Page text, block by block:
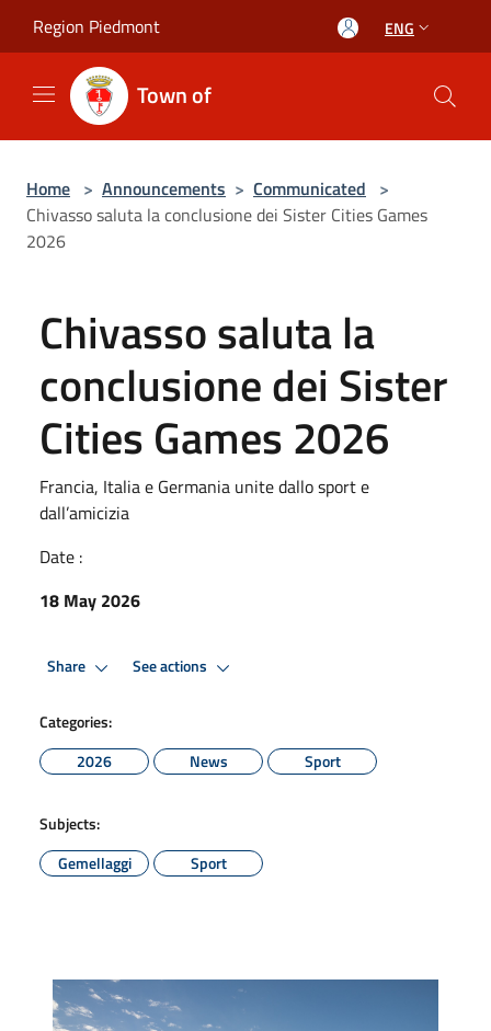
Region Piedmont ENG
Town of
Home > Announcements > Communicated >
Chivasso saluta la conclusione dei Sister Cities Games
2026
Chivasso saluta la
conclusione dei Sister
Cities Games 2026
Francia, Italia e Germania unite dallo sport e
dall’amicizia
Date :
18 May 2026
Share See actions
Categories:
2026
News Sport
Subjects:
Gemellaggi
Sport